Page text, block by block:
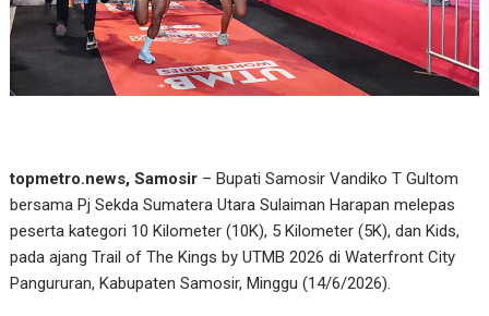
topmetro.news, Samosir – Bupati Samosir Vandiko T Gultom
bersama Pj Sekda Sumatera Utara Sulaiman Harapan melepas
peserta kategori 10 Kilometer (10K), 5 Kilometer (5K), dan Kids,
pada ajang Trail of The Kings by UTMB 2026 di Waterfront City
Pangururan, Kabupaten Samosir, Minggu (14/6/2026).